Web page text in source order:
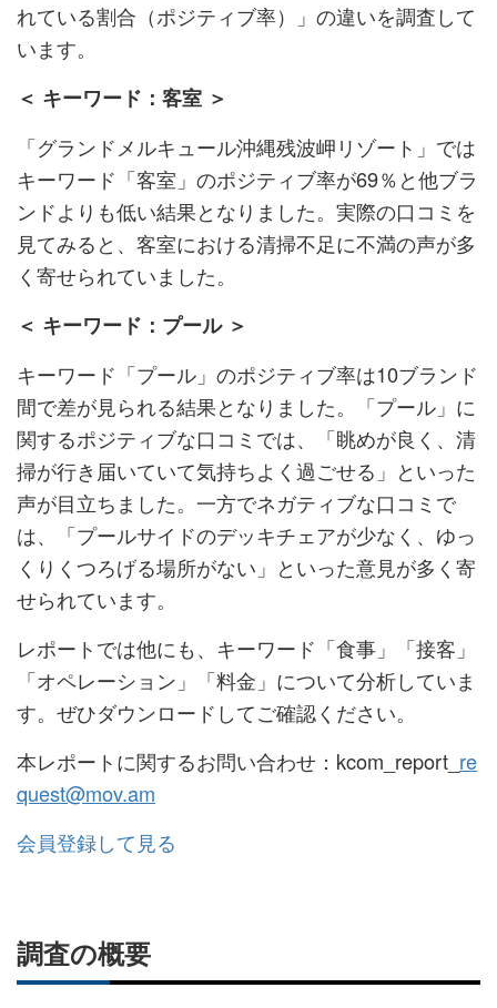
れている割合（ポジティブ率）」の違いを調査して
います。
＜ キーワード：客室 ＞
「グランドメルキュール沖縄残波岬リゾート」では
キーワード「客室」のポジティブ率が69％と他ブラ
ンドよりも低い結果となりました。実際の口コミを
見てみると、客室における清掃不足に不満の声が多
く寄せられていました。
＜ キーワード：プール ＞
キーワード「プール」のポジティブ率は10ブランド
間で差が見られる結果となりました。「プール」に
関するポジティブな口コミでは、「眺めが良く、清
掃が行き届いていて気持ちよく過ごせる」といった
声が目立ちました。一方でネガティブな口コミで
は、「プールサイドのデッキチェアが少なく、ゆっ
くりくつろげる場所がない」といった意見が多く寄
せられています。
レポートでは他にも、キーワード「食事」「接客」
「オペレーション」「料金」について分析していま
す。ぜひダウンロードしてご確認ください。
本レポートに関するお問い合わせ：kcom_report_ re
quest@mov.am
会員登録して見る
調査の概要